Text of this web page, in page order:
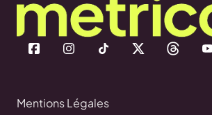
Mentions Légales